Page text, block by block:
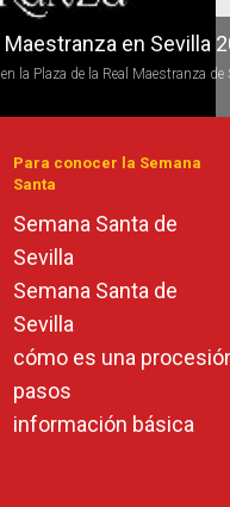
en Sevilla
la Plaza de la Real Maestranza de
Para conocer la Semana
Santa
Semana Santa de
Sevilla
Semana Santa de
Sevilla
cómo es una
pasos
información básica